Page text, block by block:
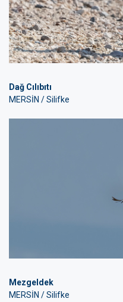
Dağ Cılıbıtı
MERSİN / Silifke
Mezgeldek
MERSİN / Silifke